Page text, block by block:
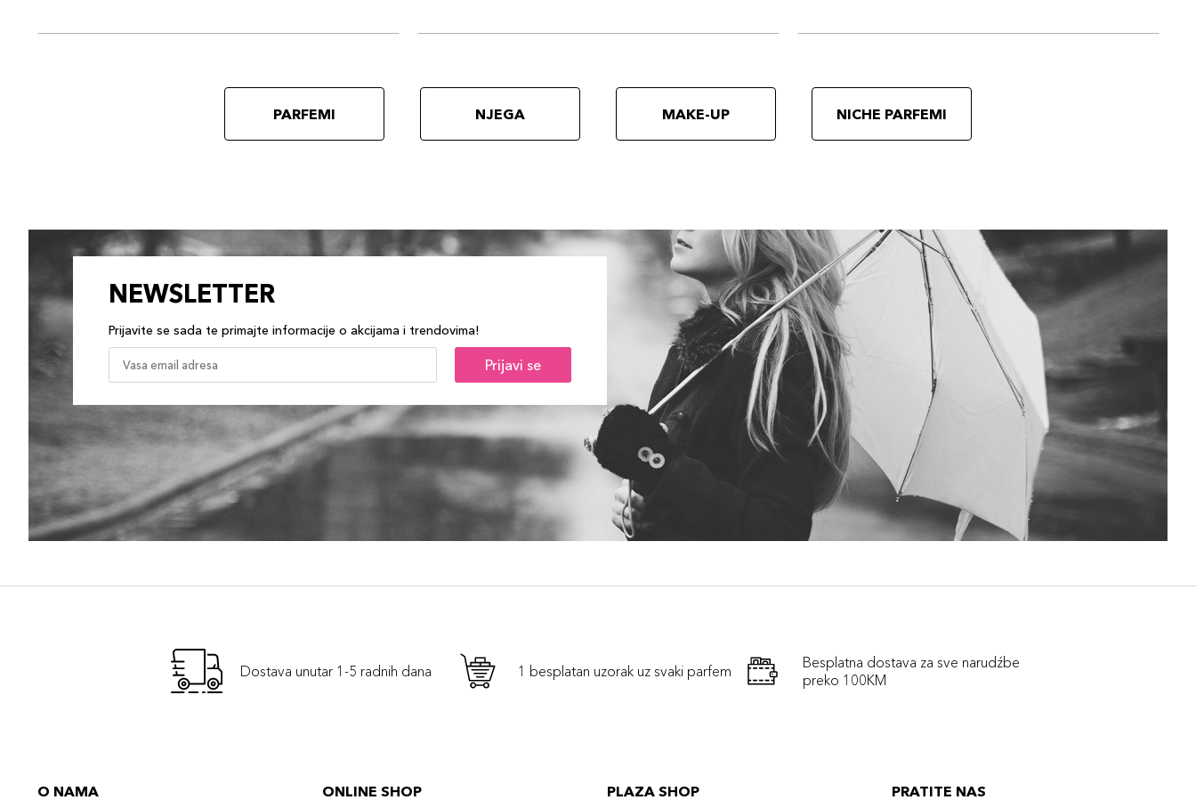
PARFEMI NJEGA MAKE-UP NICHE PARFEMI
NEWSLETTER
Prijavite se sada te primajte informacije o akcijama i trendovima!
Prijavi se
Dostava unutar 1-5 radnih dana 1 besplatan uzorak uz svaki parfem
Besplatna dostava za sve narudźbe
preko 100KM
O NAMA ONLINE SHOP PLAZA SHOP PRATITE NAS